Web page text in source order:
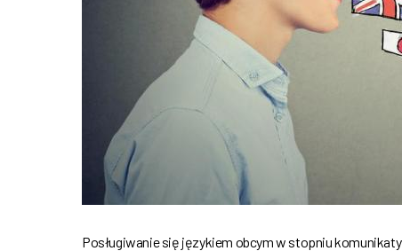
Posługiwanie się językiem obcym w stopniu